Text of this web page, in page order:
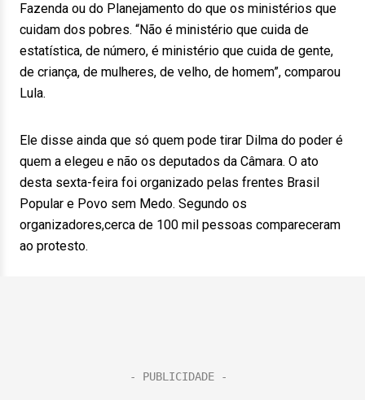
Fazenda ou do Planejamento do que os ministérios que
cuidam dos pobres. “Não é ministério que cuida de
estatística, de número, é ministério que cuida de gente,
de criança, de mulheres, de velho, de homem”, comparou
Lula.
Ele disse ainda que só quem pode tirar Dilma do poder é
quem a elegeu e não os deputados da Câmara. O ato
desta sexta-feira foi organizado pelas frentes Brasil
Popular e Povo sem Medo. Segundo os
organizadores,cerca de 100 mil pessoas compareceram
ao protesto.